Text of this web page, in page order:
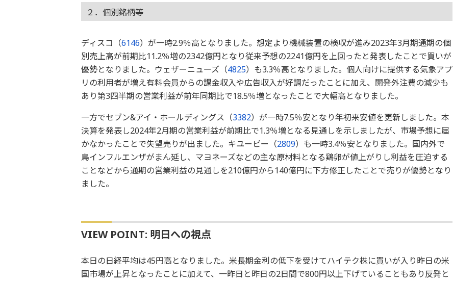
２．個別銘柄等
ディスコ（6146）が一時2.9％高となりました。想定より機械装置の検収が進み2023年3月期通期の個
別売上高が前期比11.2％増の2342億円となり従来予想の2241億円を上回ったと発表したことで買いが
優勢となりました。ウェザーニューズ（4825）も3.3％高となりました。個人向けに提供する気象アプ
リの利用者が増え有料会員からの課金収入や広告収入が好調だったことに加え、開発外注費の減少も
あり第3四半期の営業利益が前年同期比で18.5％増となったことで大幅高となりました。
一方でセブン&アイ・ホールディングス（3382）が一時7.5％安となり年初来安値を更新しました。本
決算を発表し2024年2月期の営業利益が前期比で1.3％増となる見通しを示しましたが、市場予想に届
かなかったことで失望売りが出ました。キユーピー（2809）も一時3.4％安となりました。国内外で
鳥インフルエンザがまん延し、マヨネーズなどの主な原材料となる鶏卵が値上がりし利益を圧迫する
ことなどから通期の営業利益の見通しを210億円から140億円に下方修正したことで売りが優勢となり
ました。
VIEW POINT: 明日への視点
本日の日経平均は45円高となりました。米長期金利の低下を受けてハイテク株に買いが入り昨日の米
国市場が上昇となったことに加えて、一昨日と昨日の2日間で800円以上下げていることもあり反発と